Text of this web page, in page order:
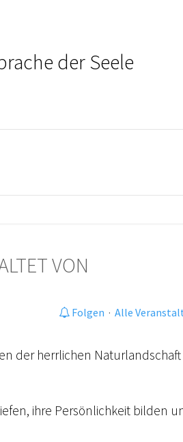
der Seele
VON
Folgen · Alle
der herrlichen Naturlandschaft
ihre Persönlichkeit bilden